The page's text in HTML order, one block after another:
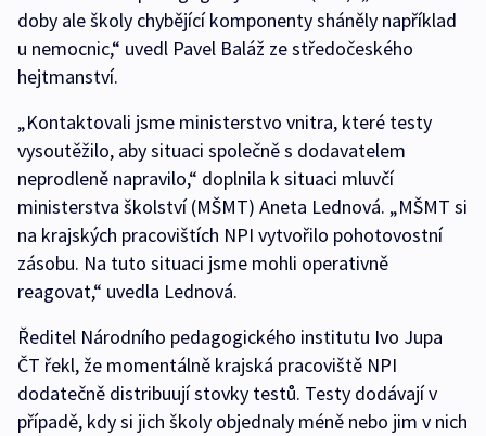
doby ale školy chybějící komponenty sháněly například
u nemocnic,“ uvedl Pavel Baláž ze středočeského
hejtmanství.
„Kontaktovali jsme ministerstvo vnitra, které testy
vysoutěžilo, aby situaci společně s dodavatelem
neprodleně napravilo,“ doplnila k situaci mluvčí
ministerstva školství (MŠMT) Aneta Lednová. „MŠMT si
na krajských pracovištích NPI vytvořilo pohotovostní
zásobu. Na tuto situaci jsme mohli operativně
reagovat,“ uvedla Lednová.
Ředitel Národního pedagogického institutu Ivo Jupa
ČT řekl, že momentálně krajská pracoviště NPI
dodatečně distribuují stovky testů. Testy dodávají v
případě, kdy si jich školy objednaly méně nebo jim v nich